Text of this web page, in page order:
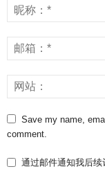
Save my name,
comment.
通过邮件通知我后续